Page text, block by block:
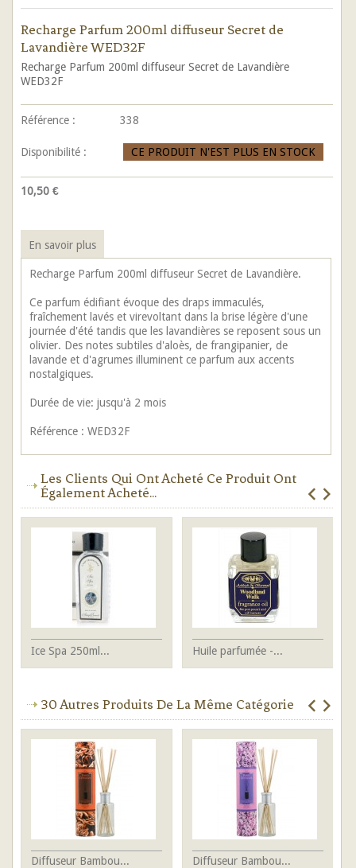
Recharge Parfum 200ml diffuseur Secret de
Lavandière WED32F
Recharge Parfum 200ml diffuseur Secret de Lavandière
WED32F
Référence : 338
Disponibilité : CE PRODUIT N'EST PLUS EN STOCK
10,50 €
En savoir plus
Recharge Parfum 200ml diffuseur Secret de Lavandière.
Ce parfum édifiant évoque des draps immaculés,
fraîchement lavés et virevoltant dans la brise légère d'une
journée d'été tandis que les lavandières se reposent sous un
olivier. Des notes subtiles d'aloès, de frangipanier, de
lavande et d'agrumes illuminent ce parfum aux accents
nostalgiques.
Durée de vie: jusqu'à 2 mois
Référence : WED32F
Les Clients Qui Ont Acheté Ce Produit Ont
Également Acheté...
Ice Spa 250ml... Huile parfumée -...
30 Autres Produits De La Même Catégorie
Diffuseur Bambou... Diffuseur Bambou...